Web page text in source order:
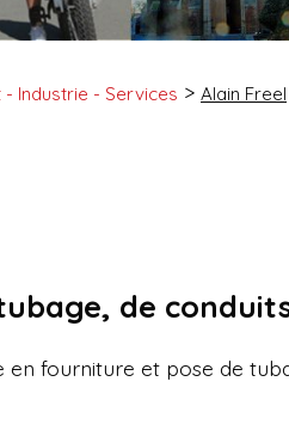
Industrie - Services Alain Freel
de
fourniture et pose de